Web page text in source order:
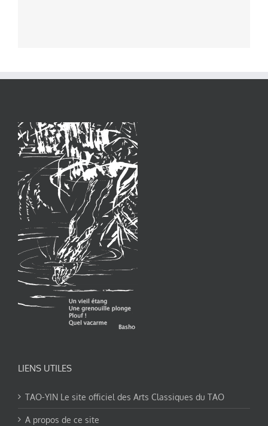
LIENS UTILES
TAO-YIN Le site officiel des Arts Classiques du TAO
A propos de ce site